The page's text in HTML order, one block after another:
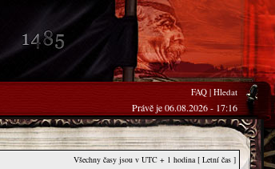
FAQ | Hledat
Právě je 06.08.2026 - 17:16
Všechny časy jsou v UTC + 1 hodina [ Letní čas ]